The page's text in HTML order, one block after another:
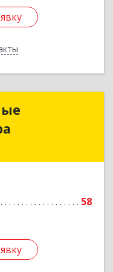
58
в г.Истра
Подробнее